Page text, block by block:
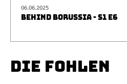
06.06.2025
BEHIND BORUSSIA - S1 E6
DIE FOHLEN